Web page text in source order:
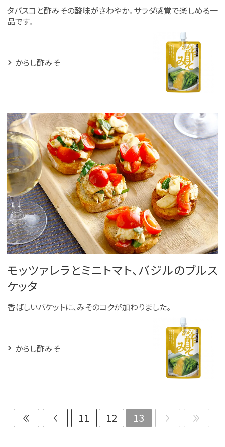
タバスコと酢みその酸味がさわやか。サラダ感覚で楽しめる一
品です。
からし酢みそ
モッツァレラとミニトマト、バジルのブルス
ケッタ
香ばしいバケットに、みそのコクが加わりました。
からし酢みそ
11 12 13